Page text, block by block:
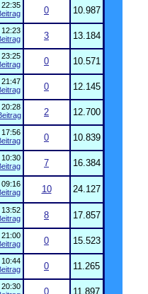
22:35
0
10.987
12:23
3
13.184
23:25
0
10.571
21:47
0
12.145
20:28
2
12.700
17:56
0
10.839
10:30
7
16.384
09:16
10 24.127
13:52
8
17.857
21:00
0
15.523
10:44
0
11.265
20:30
0
11.897